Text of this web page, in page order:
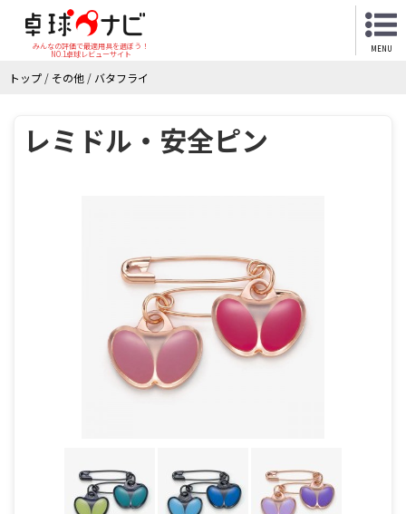
みんなの評価で最適用具を選ぼう！
NO.1卓球レビューサイト
MENU
トップ / その他 / バタフライ
レミドル・安全ピン